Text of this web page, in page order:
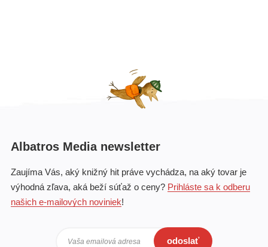
Albatros Media newsletter
Zaujíma Vás, aký knižný hit práve vychádza, na aký tovar je
výhodná zľava, aká beží súťaž o ceny? Prihláste sa k odberu
našich e-mailových noviniek!
Vaša emailová adresa odoslať